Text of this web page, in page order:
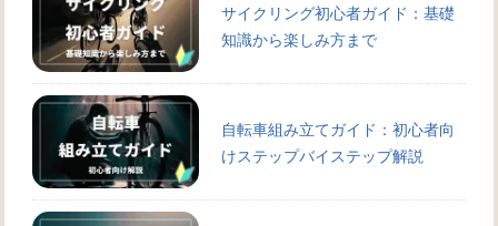
サイクリング初心者ガイド：基礎
知識から楽しみ方まで
自転車組み立てガイド：初心者向
けステップバイステップ解説